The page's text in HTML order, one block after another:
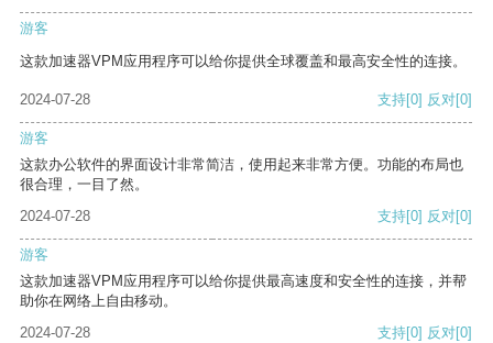
游客
这款加速器VPM应用程序可以给你提供全球覆盖和最高安全性的连接。
2024-07-28 支持[0] 反对[0]
游客
这款办公软件的界面设计非常简洁，使用起来非常方便。功能的布局也
很合理，一目了然。
2024-07-28
支持[0] 反对[0]
游客
这款加速器VPM应用程序可以给你提供最高速度和安全性的连接，并帮
助你在网络上自由移动。
2024-07-28
支持[0] 反对[0]